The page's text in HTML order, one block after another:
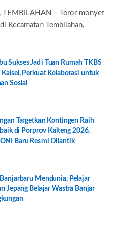
TEMBILAHAN – Teror monyet
Kecamatan Tembilahan,
Sukses Jadi Tuan Rumah TKBS
Kalsel, Perkuat Kolaborasi untuk
Sosial
Targetkan Kontingen Raih
di Porprov Kalteng 2026,
Baru Resmi Dilantik
Mendunia, Pelajar
Jepang Belajar Wastra Banjar